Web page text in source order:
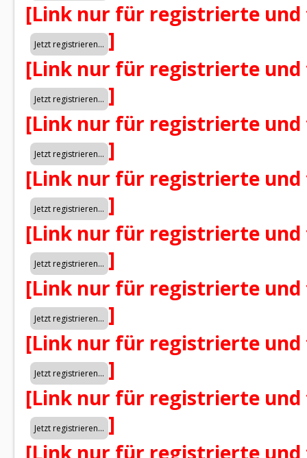
[Link nur für registrierte
]
[Link nur für registrierte
]
[Link nur für registrierte
]
[Link nur für registrierte
]
[Link nur für registrierte
]
[Link nur für registrierte
]
[Link nur für registrierte
]
[Link nur für registrierte
]
[Link nur für registrierte